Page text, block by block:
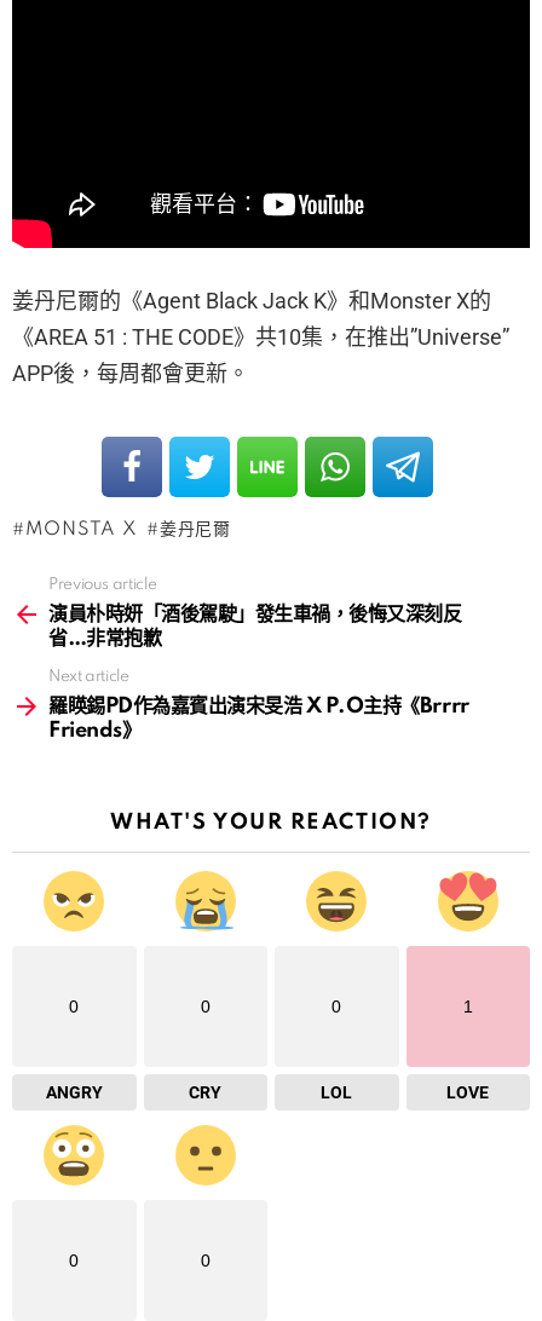
姜丹尼爾的《Agent Black Jack K》和Monster X的
《AREA 51 : THE CODE》共10集，在推出”Universe”
APP後，每周都會更新。
MONSTA X 姜丹尼爾
more
Previous article
演員朴時妍「酒後駕駛」發生車禍，後悔又深刻反
省…非常抱歉
Next article
羅䁐錫PD作為嘉賓出演宋旻浩 X P.O主持《Brrrr
Friends》
WHAT'S YOUR REACTION?
0
ANGRY
0
CRY
0
LOL
1
LOVE
0 0